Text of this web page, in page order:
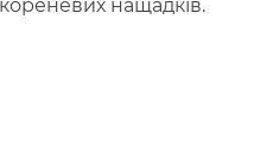
кореневих нащадків.